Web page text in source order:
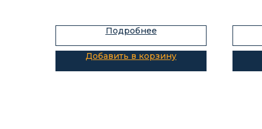
Подробнее
Добавить в корзину